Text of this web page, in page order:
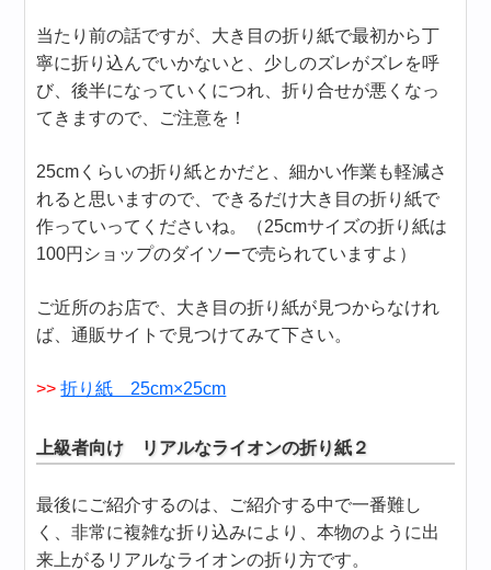
当たり前の話ですが、大き目の折り紙で最初から丁
寧に折り込んでいかないと、少しのズレがズレを呼
び、後半になっていくにつれ、折り合せが悪くなっ
てきますので、ご注意を！
25cmくらいの折り紙とかだと、細かい作業も軽減さ
れると思いますので、できるだけ大き目の折り紙で
作っていってくださいね。（25cmサイズの折り紙は
100円ショップのダイソーで売られていますよ）
ご近所のお店で、大き目の折り紙が見つからなけれ
ば、通販サイトで見つけてみて下さい。
>> 折り紙 25cm×25cm
上級者向け リアルなライオンの折り紙２
最後にご紹介するのは、ご紹介する中で一番難し
く、非常に複雑な折り込みにより、本物のように出
来上がるリアルなライオンの折り方です。